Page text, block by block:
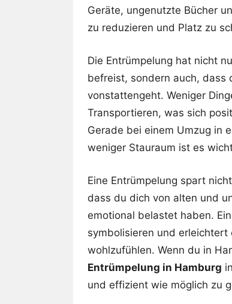
Geräte, ungenutzte Bücher
zu reduzieren und Platz zu
Die Entrümpelung hat nicht
befreist, sondern auch, dass
vonstattengeht. Weniger
Transportieren, was sich
Gerade bei einem Umzug in
weniger Stauraum ist es
Eine Entrümpelung spart
dass du dich von alten und
emotional belastet haben.
symbolisieren und
wohlzufühlen. Wenn du in
Entrümpelung in Hamburg
und effizient wie möglich zu